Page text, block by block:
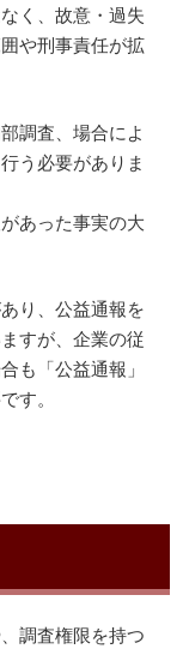
く、故意・過失
や刑事責任が拡
調査、場合によ
う必要がありま
あった事実の大
り、公益通報を
すが、企業の従
も「公益通報」
す。
調査権限を持つ